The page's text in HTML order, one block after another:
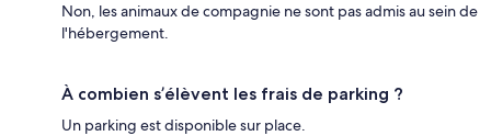
Non, les animaux de compagnie ne sont pas admis au sein de
l'hébergement.
À combien s’élèvent les frais de parking ?
Un parking est disponible sur place.